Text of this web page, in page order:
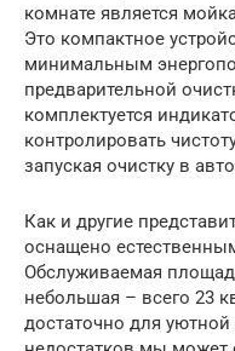
комнате является
Это компактное
минимальным
предварительной
комплектуется
контролировать
запуская очистку в
Как и другие
оснащено
Обслуживаемая
небольшая – всего 23
достаточно для